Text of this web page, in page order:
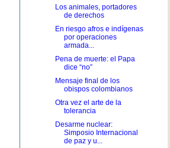
Los animales, portadores
de derechos
En riesgo afros e indígenas
por operaciones
armada...
Pena de muerte: el Papa
dice “no”
Mensaje final de los
obispos colombianos
Otra vez el arte de la
tolerancia
Desarme nuclear:
Simposio Internacional
de paz y u...